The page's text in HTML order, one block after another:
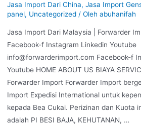
Jasa Import Dari China, Jasa Import
panel, Uncategorized/ Oleh abuhanifah
Jasa Import Dari Malaysia | Forwarder
Facebook-f Instagram Linkedin Youtube
info@forwarderimport.com Facebook-f
Youtube HOME ABOUT US BIAYA
Forwarder Import Forwarder Import
Import Expedisi International untuk
kepada Bea Cukai. Perizinan dan Kuota
adalah PI BESI BAJA, KEHUTANAN, …